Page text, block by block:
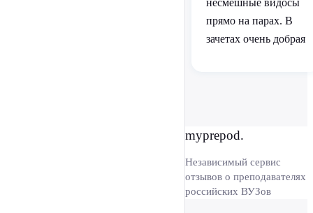
прямо на парах. В
зачетах очень добрая
myprepod.
Независимый сервис
отзывов о преподавателях
российских ВУЗов